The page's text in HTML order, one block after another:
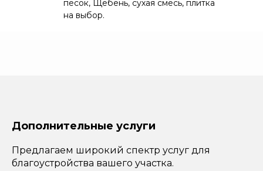
песок, Щебень, сухая смесь, плитка
на выбор.
Дополнительные услуги
Предлагаем широкий спектр услуг для
благоустройства вашего участка.